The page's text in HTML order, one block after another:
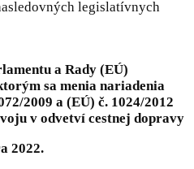
legislatívnych
a Rady (EÚ)
sa menia nariadenia
2009 a (EÚ) č. 1024/2012
v odvetví cestnej dopravy
2022.